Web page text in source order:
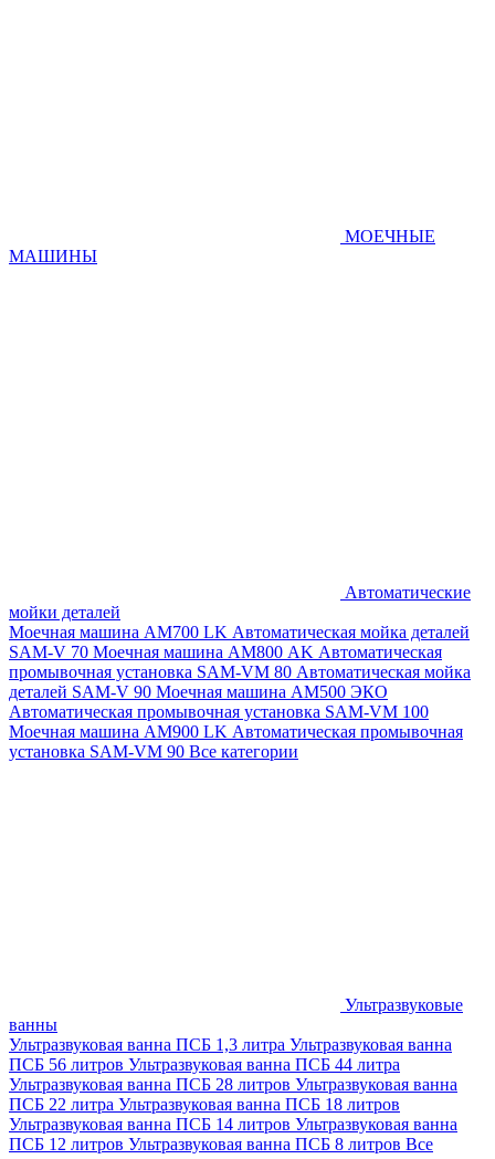
МОЕЧНЫЕ
МАШИНЫ
Автоматические
мойки деталей
Моечная машина AM700 LK Автоматическая мойка деталей
SAM-V 70 Моечная машина АМ800 AK Автоматическая
промывочная установка SAM-VM 80 Автоматическая мойка
деталей SAM-V 90 Моечная машина АМ500 ЭКО
Автоматическая промывочная установка SAM-VM 100
Моечная машина AM900 LK Автоматическая промывочная
установка SAM-VM 90 Все категории
Ультразвуковые
ванны
Ультразвуковая ванна ПСБ 1,3 литра Ультразвуковая ванна
ПСБ 56 литров Ультразвуковая ванна ПСБ 44 литра
Ультразвуковая ванна ПСБ 28 литров Ультразвуковая ванна
ПСБ 22 литра Ультразвуковая ванна ПСБ 18 литров
Ультразвуковая ванна ПСБ 14 литров Ультразвуковая ванна
ПСБ 12 литров Ультразвуковая ванна ПСБ 8 литров Все